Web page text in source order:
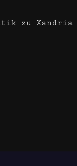
zu Xandria